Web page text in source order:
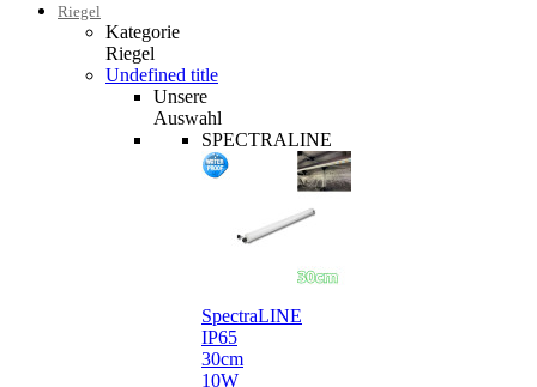
Riegel
Kategorie
Riegel
Undefined title
Unsere
Auswahl
SPECTRALINE
SpectraLINE
IP65
30cm
10W